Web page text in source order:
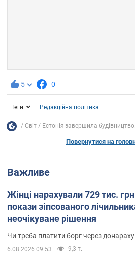
5 0
Теги Редакційна політика
Світ Естонія завершила
Повернутися на
Важливе
Жінці нарахували 729 тис.
покази зіпсованого
неочікуване рішення
Чи треба платити борг через
6.08.2026 09:53 9,3 т.